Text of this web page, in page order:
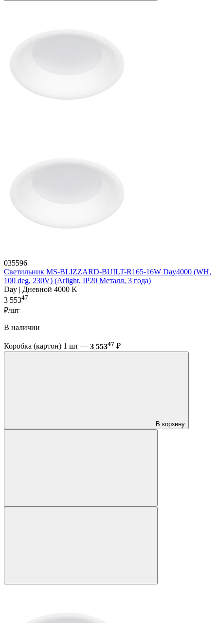
035596
Светильник MS-BLIZZARD-BUILT-R165-16W Day4000 (WH,
100 deg, 230V) (Arlight, IP20 Металл, 3 года)
Day | Дневной 4000 K
3 55347
₽/шт
В наличии
Коробка (картон) 1 шт — 3 55347 ₽
В корзину